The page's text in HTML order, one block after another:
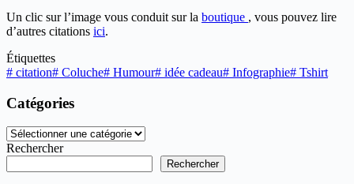
Un clic sur l’image vous conduit sur la boutique , vous pouvez lire
d’autres citations ici.
Étiquettes
# citation# Coluche# Humour# idée cadeau# Infographie# Tshirt
Catégories
Catégories
Rechercher
Rechercher